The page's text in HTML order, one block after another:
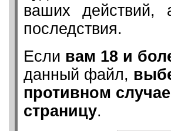
ваших
последствия.
Если вам 18 и
данный файл,
противном случае
страницу.